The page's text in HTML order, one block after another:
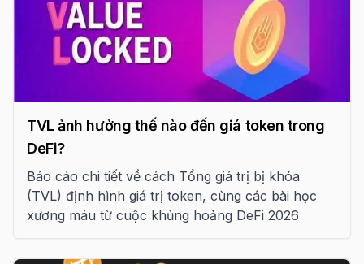
TVL ảnh hưởng thế nào đến giá token trong
DeFi?
Báo cáo chi tiết về cách Tổng giá trị bị khóa
(TVL) định hình giá trị token, cùng các bài học
xương máu từ cuộc khủng hoảng DeFi 2026